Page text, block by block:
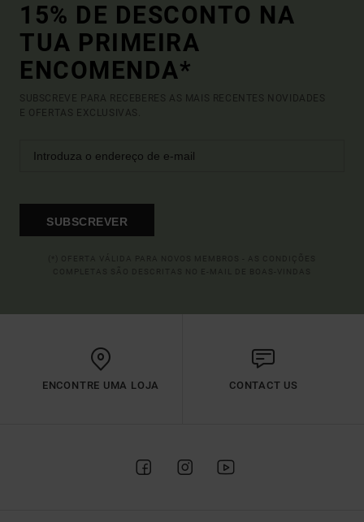
15% DE DESCONTO NA
TUA PRIMEIRA
ENCOMENDA*
SUBSCREVE PARA RECEBERES AS MAIS RECENTES NOVIDADES
E OFERTAS EXCLUSIVAS.
SUBSCREVER
ENCONTRE UMA LOJA CONTACT US